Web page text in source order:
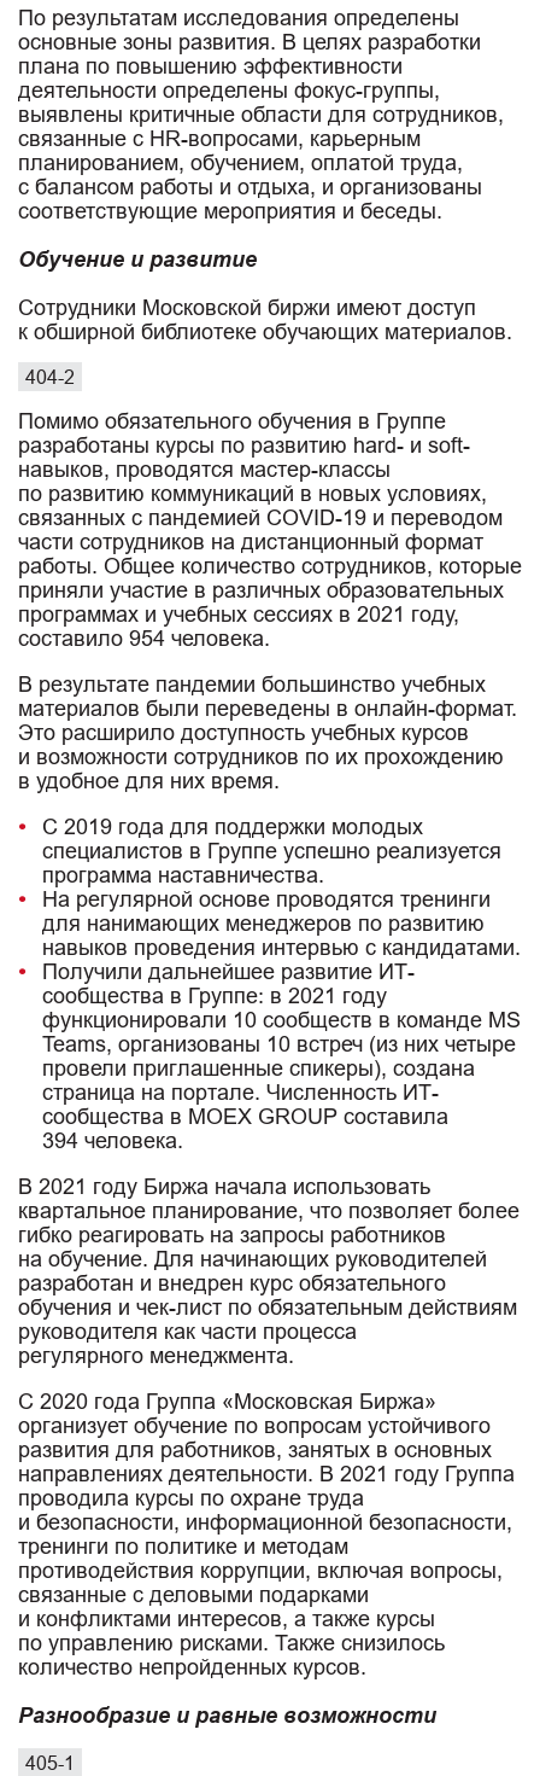
По результатам исследования определены
основные зоны развития. В целях разработки
плана по повышению эффективности
деятельности определены фокус-группы,
выявлены критичные области для сотрудников,
связанные с HR-вопросами, карьерным
планированием, обучением, оплатой труда,
с балансом работы и отдыха, и организованы
соответствующие мероприятия и беседы.
Обучение и развитие
Сотрудники Московской биржи имеют доступ
к обширной библиотеке обучающих материалов.
404-2
Помимо обязательного обучения в Группе
разработаны курсы по развитию hard- и soft-
навыков, проводятся мастер-классы
по развитию коммуникаций в новых условиях,
связанных с пандемией COVID-19 и переводом
части сотрудников на дистанционный формат
работы. Общее количество сотрудников, которые
приняли участие в различных образовательных
программах и учебных сессиях в 2021 году,
составило 954 человека.
В результате пандемии большинство учебных
материалов были переведены в онлайн-формат.
Это расширило доступность учебных курсов
и возможности сотрудников по их прохождению
в удобное для них время.
С 2019 года для поддержки молодых
специалистов в Группе успешно реализуется
программа наставничества.
На регулярной основе проводятся тренинги
для нанимающих менеджеров по развитию
навыков проведения интервью с кандидатами.
Получили дальнейшее развитие ИТ-
сообщества в Группе: в 2021 году
функционировали 10 сообществ в команде MS
Teams, организованы 10 встреч (из них четыре
провели приглашенные спикеры), создана
страница на портале. Численность ИТ-
сообщества в MOEX GROUP составила
394 человека.
В 2021 году Биржа начала использовать
квартальное планирование, что позволяет более
гибко реагировать на запросы работников
на обучение. Для начинающих руководителей
разработан и внедрен курс обязательного
обучения и чек-лист по обязательным действиям
руководителя как части процесса
регулярного менеджмента.
С 2020 года Группа «Московская Биржа»
организует обучение по вопросам устойчивого
развития для работников, занятых в основных
направлениях деятельности. В 2021 году Группа
проводила курсы по охране труда
и безопасности, информационной безопасности,
тренинги по политике и методам
противодействия коррупции, включая вопросы,
связанные с деловыми подарками
и конфликтами интересов, а также курсы
по управлению рисками. Также снизилось
количество непройденных курсов.
Разнообразие и равные возможности
405-1